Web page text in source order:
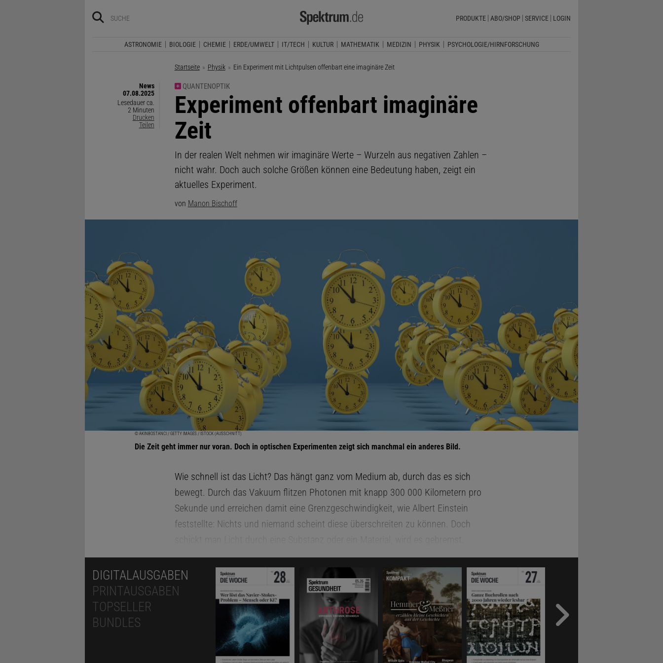
PRODUKTE ABO/SHOP SERVICE LOGIN
ASTRONOMIE BIOLOGIE CHEMIE ERDE/UMWELT IT/TECH KULTUR MATHEMATIK MEDIZIN PHYSIK PSYCHOLOGIE/HIRNFORSCHUNG
Startseite Physik Aktuelle Seite:
Ein Experiment mit Lichtpulsen offenbart eine imaginäre Zeit
News
07.08.2025
Lesedauer ca.
2 Minuten
Drucken
Teilen
QUANTENOPTIK
:
Experiment offenbart imaginäre
Zeit
In der realen Welt nehmen wir imaginäre Werte – Wurzeln aus negativen Zahlen –
nicht wahr. Doch auch solche Größen können eine Bedeutung haben, zeigt ein
aktuelles Experiment.
von Manon Bischoff
© AKINBOSTANCI / GETTY IMAGES / ISTOCK (AUSSCHNITT)
Die Zeit geht immer nur voran. Doch in optischen Experimenten zeigt sich manchmal ein anderes Bild.
Wie schnell ist das Licht? Das hängt ganz vom Medium ab, durch das es sich
bewegt. Durch das Vakuum flitzen Photonen mit knapp 300 000 Kilometern pro
Sekunde und erreichen damit eine Grenzgeschwindigkeit, wie Albert Einstein
feststellte: Nichts und niemand scheint diese überschreiten zu können. Doch
Teilweise sogar so stark, dass es komplett stehenbleibt. Die Zeitverzögerung, die
ein Lichtstrahl durch ein Medium erleidet, weist allerdings eine Seltsamkeit auf:
Wenn man sie berechnet, enthält sie einen imaginären Anteil – also die Wurzel
einer negativen Zahl. Bislang haben Fachleute diesen Teil einfach ignoriert und
als mathematische Kuriosität abgetan. Doch nun haben die Physikerin Isabella L.
Giovannelli und ihr Kollege Steven M. Anlage von der University of Maryland
erstmals in einem Experiment gezeigt, dass auch der imaginäre Anteil eine reale
DIGITALAUSGABEN
PRINTAUSGABEN
TOPSELLER
BUNDLES